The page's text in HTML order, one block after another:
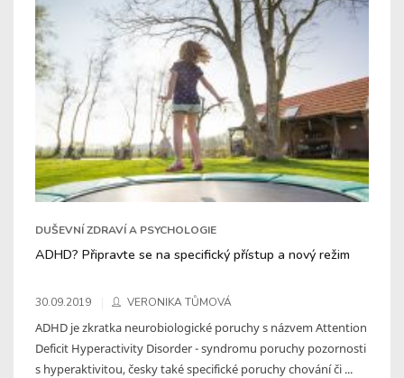
DUŠEVNÍ ZDRAVÍ A PSYCHOLOGIE
ADHD? Připravte se na specifický přístup a nový režim
30.09.2019 VERONIKA TŮMOVÁ
ADHD je zkratka neurobiologické poruchy s názvem Attention
Deficit Hyperactivity Disorder - syndromu poruchy pozornosti
s hyperaktivitou, česky také specifické poruchy chování či ...